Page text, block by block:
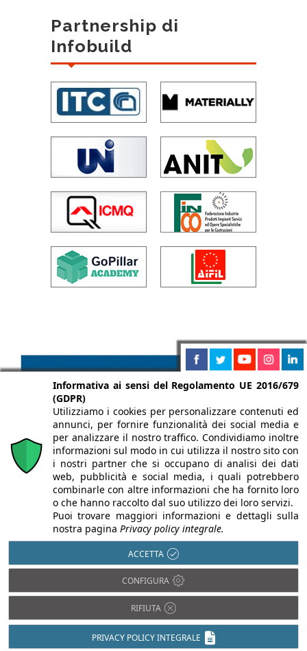
Partnership di
Infobuild
Per la tua pubblicità
newsletter
Informativa ai sensi del Regolamento UE 2016/679
(GDPR)
Utilizziamo i cookies per personalizzare contenuti ed
annunci, per fornire funzionalità dei social media e
per analizzare il nostro traffico. Condividiamo inoltre
informazioni sul modo in cui utilizza il nostro sito con
i nostri partner che si occupano di analisi dei dati
web, pubblicità e social media, i quali potrebbero
combinarle con altre informazioni che ha fornito loro
o che hanno raccolto dal suo utilizzo dei loro servizi.
Puoi trovare maggiori informazioni e dettagli sulla
nostra pagina Privacy policy integrale.
ACCETTA
CONFIGURA
RIFIUTA
PRIVACY POLICY INTEGRALE